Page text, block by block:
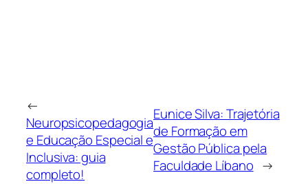
←
Neuropsicopedagogia
e Educação Especial e
Inclusiva: guia
completo!
Eunice Silva: Trajetória
de Formação em
Gestão Pública pela
Faculdade Líbano →